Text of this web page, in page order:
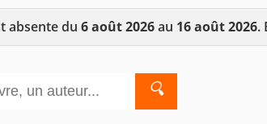
absente du 6 août 2026au 16 août 2026.
🔍